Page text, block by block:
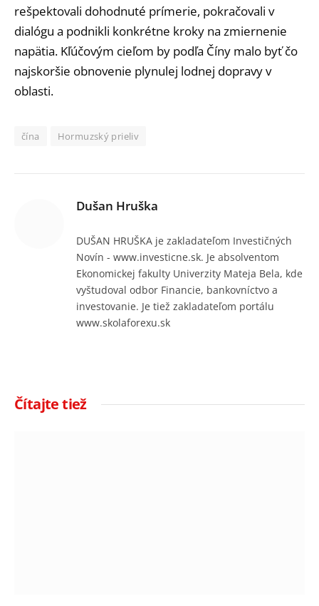
rešpektovali dohodnuté prímerie, pokračovali v
dialógu a podnikli konkrétne kroky na zmiernenie
napätia. Kľúčovým cieľom by podľa Číny malo byť čo
najskoršie obnovenie plynulej lodnej dopravy v
oblasti.
čína Hormuzský prieliv
Dušan Hruška
DUŠAN HRUŠKA je zakladateľom Investičných
Novín - www.investicne.sk. Je absolventom
Ekonomickej fakulty Univerzity Mateja Bela, kde
vyštudoval odbor Financie, bankovníctvo a
investovanie. Je tiež zakladateľom portálu
www.skolaforexu.sk
Čítajte tiež